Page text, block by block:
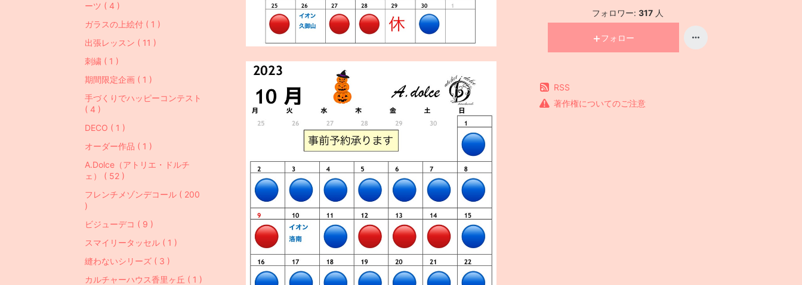
フォロワー: 317 人
フォロー
RSS
著作権についてのご注意
ーツ ( 4 )
ガラスの上絵付 ( 1 )
出張レッスン ( 11 )
刺繍 ( 1 )
期間限定企画 ( 1 )
手づくりでハッピーコンテスト
( 4 )
DECO ( 1 )
オーダー作品 ( 1 )
A.Dolce（アトリエ・ドルチ
ェ） ( 52 )
フレンチメゾンデコール ( 200
)
ビジューデコ ( 9 )
スマイリータッセル ( 1 )
縫わないシリーズ ( 3 )
カルチャーハウス香里ヶ丘 ( 1 )